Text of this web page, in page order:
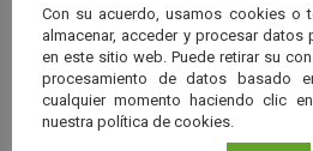
Las estrellas de neutrones se
con masas similares al Sol. Su
alcanzar el tamaño de…
Leer más
Con su acuerdo, usamos cookies o
almacenar, acceder y procesar
en este sitio web. Puede retirar su
procesamiento de datos basado
cualquier momento haciendo clic
nuestra política de cookies.